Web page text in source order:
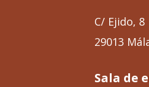
C/ Ejido, 8
29013
Sala de